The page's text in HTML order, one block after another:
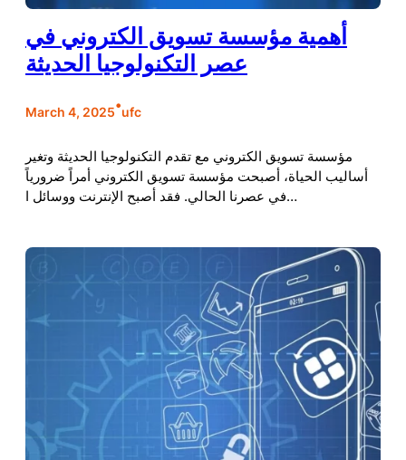
أهمية مؤسسة تسويق الكتروني في
عصر التكنولوجيا الحديثة
March 4, 2025•ufc
مؤسسة تسويق الكتروني مع تقدم التكنولوجيا الحديثة وتغير
أساليب الحياة، أصبحت مؤسسة تسويق الكتروني أمراً ضرورياً
في عصرنا الحالي. فقد أصبح الإنترنت ووسائل ا…